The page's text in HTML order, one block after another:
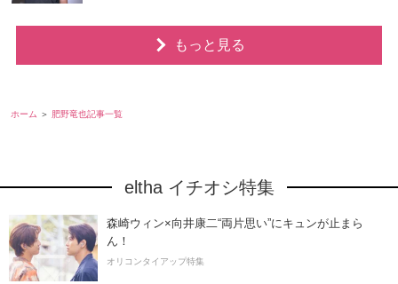
もっと見る
ホーム 肥野竜也記事一覧
eltha イチオシ特集
森崎ウィン×向井康二“両片思い”にキュンが止まら
ん！
オリコンタイアップ特集